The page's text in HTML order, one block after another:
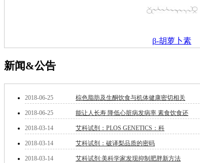
噻吩
筛
砷
试纸
锶
松
酸
钛
β-胡萝卜素
新闻&公告
2018-06-25 棕色脂肪及生酮饮食与机体健康密切相关
2018-06-25 能让人长寿 降低心脏病发病率 素食饮食还
2018-03-14 艾科试剂：PLOS GENETICS：科
2018-03-14 艾科试剂：破译梨品质的密码
2018-03-14 艾科试剂:美科学家发现抑制肥胖新方法